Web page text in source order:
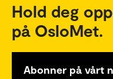
Hold deg
på OsloMet.
Abonner på vårt